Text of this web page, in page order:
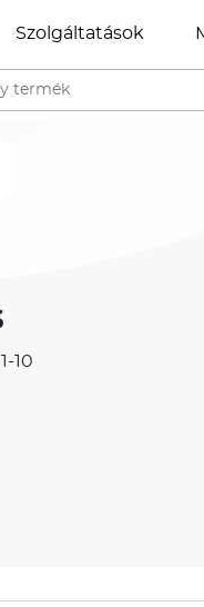
Szolgáltatások
10